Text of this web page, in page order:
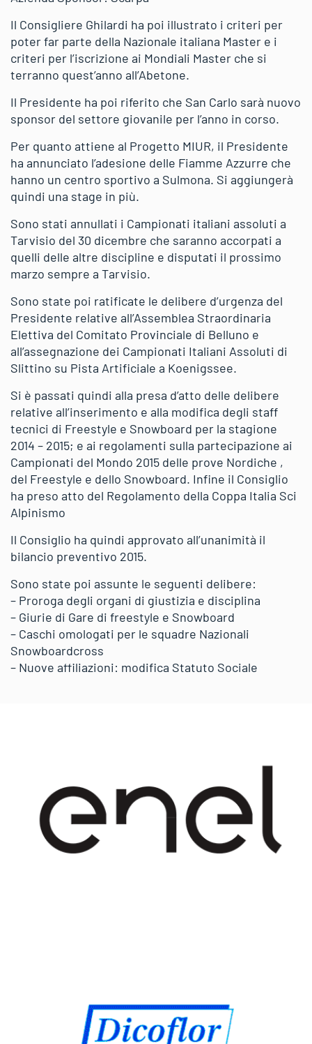
Il Consigliere Ghilardi ha poi illustrato i criteri per
poter far parte della Nazionale italiana Master e i
criteri per l’iscrizione ai Mondiali Master che si
terranno quest’anno all’Abetone.
Il Presidente ha poi riferito che San Carlo sarà nuovo
sponsor del settore giovanile per l’anno in corso.
Per quanto attiene al Progetto MIUR, il Presidente
ha annunciato l’adesione delle Fiamme Azzurre che
hanno un centro sportivo a Sulmona. Si aggiungerà
quindi una stage in più.
Sono stati annullati i Campionati italiani assoluti a
Tarvisio del 30 dicembre che saranno accorpati a
quelli delle altre discipline e disputati il prossimo
marzo sempre a Tarvisio.
Sono state poi ratificate le delibere d’urgenza del
Presidente relative all’Assemblea Straordinaria
Elettiva del Comitato Provinciale di Belluno e
all’assegnazione dei Campionati Italiani Assoluti di
Slittino su Pista Artificiale a Koenigssee.
Si è passati quindi alla presa d’atto delle delibere
relative all’inserimento e alla modifica degli staff
tecnici di Freestyle e Snowboard per la stagione
2014 – 2015; e ai regolamenti sulla partecipazione ai
Campionati del Mondo 2015 delle prove Nordiche ,
del Freestyle e dello Snowboard. Infine il Consiglio
ha preso atto del Regolamento della Coppa Italia Sci
Alpinismo
Il Consiglio ha quindi approvato all’unanimità il
bilancio preventivo 2015.
Sono state poi assunte le seguenti delibere:
– Proroga degli organi di giustizia e disciplina
– Giurie di Gare di freestyle e Snowboard
– Caschi omologati per le squadre Nazionali
Snowboardcross
– Nuove affiliazioni: modifica Statuto Sociale